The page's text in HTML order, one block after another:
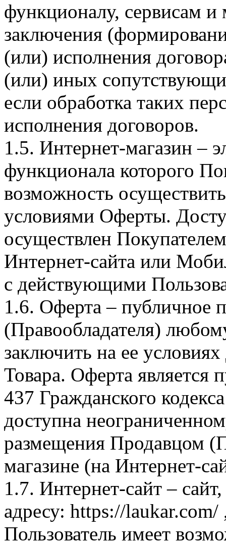
функционалу, сервисам и
заключения
(или) исполнения
(или) иных
если обработка таких
исполнения договоров.
1.5. Интернет-магазин –
функционала которого
возможность
условиями Оферты.
осуществлен
Интернет-сайта или
с действующими
1.6. Оферта – публичное
(Правообладателя)
заключить на ее
Товара. Оферта является
437 Гражданского
доступна
размещения Продавцом
магазине (на Интернет-
1.7. Интернет-сайт –
адресу: https://laukar.com/
Пользователь имеет